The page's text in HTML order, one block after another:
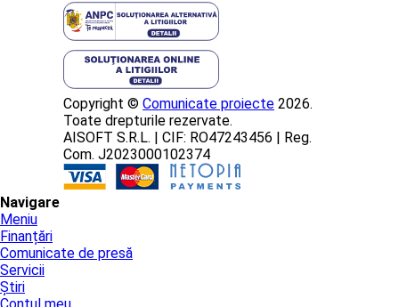
Copyright © Comunicate proiecte 2026.
Toate drepturile rezervate.
AISOFT S.R.L. | CIF: RO47243456 | Reg.
Com. J2023000102374
Navigare
Meniu
Finanțări
Comunicate de presă
Servicii
Știri
Contul meu